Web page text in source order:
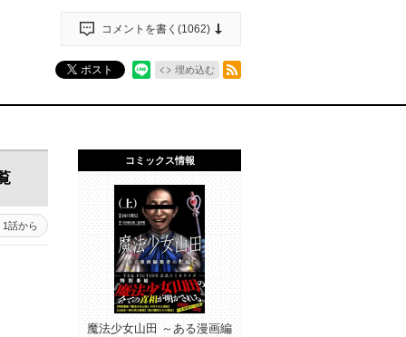
コメントを書く(1062)
ポスト 埋め込む
1話から
コミックス情報
魔法少女山田 ～ある漫画編